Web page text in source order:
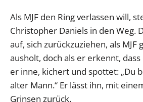
Als MJF den Ring verlassen will,
Christopher Daniels in den Weg.
auf, sich zurückzuziehen, als MJF
ausholt, doch als er erkennt,
er inne, kichert und spottet: „Du
alter Mann.“ Er lässt ihn, mit
Grinsen zurück.